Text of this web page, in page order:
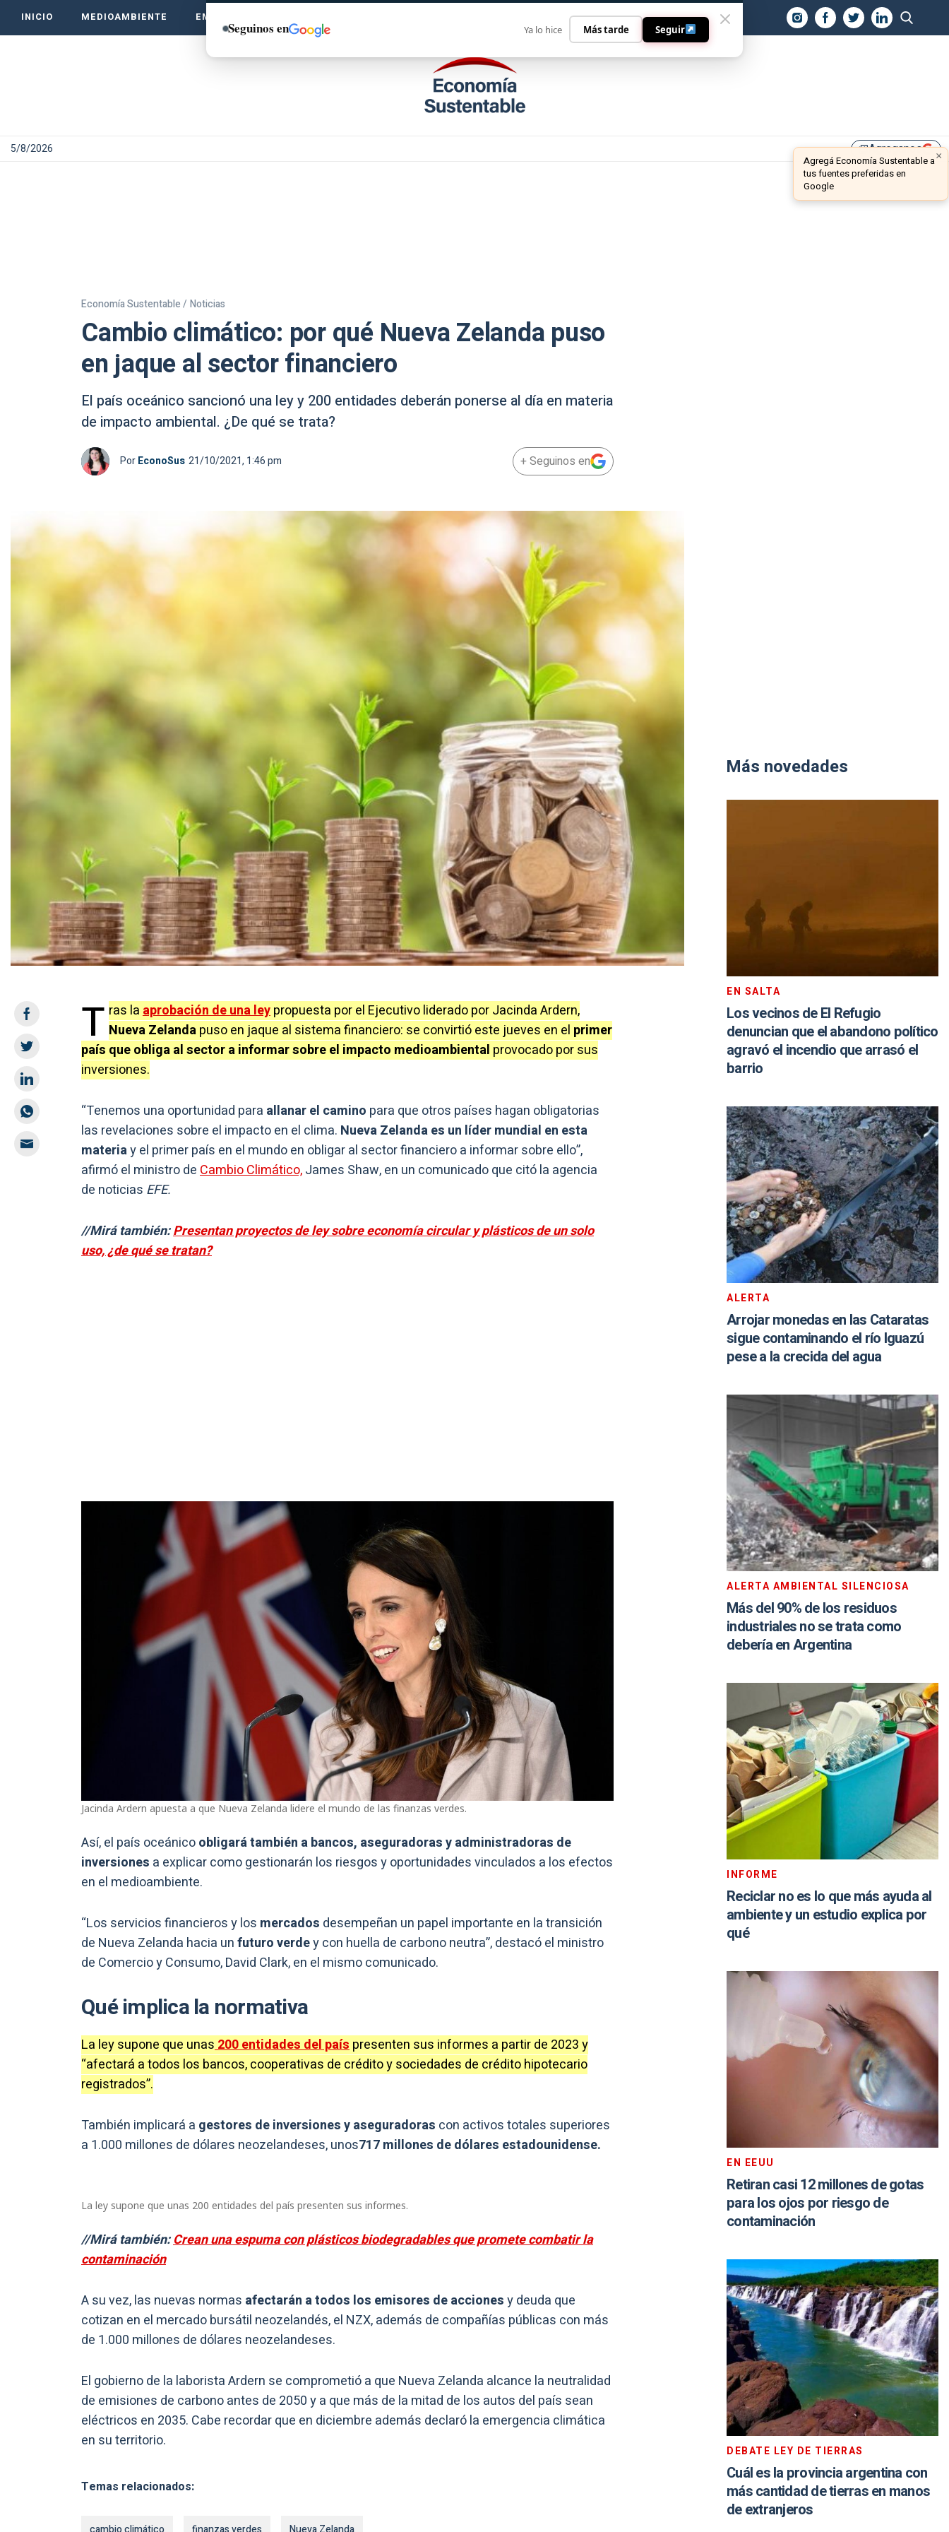
INICIO MEDIOAMBIENTE EMPRENDE VERDE CONTACTO
5/8/2026 library_addAgreganos ×
Agregá Economía Sustentable a
tus fuentes preferidas en
Google
Economía Sustentable / Noticias
Cambio climático: por qué Nueva Zelanda puso
en jaque al sector financiero
El país oceánico sancionó una ley y 200 entidades deberán ponerse al día en materia
de impacto ambiental. ¿De qué se trata?
PorEconoSus 21/10/2021, 1:46 pm + Seguinos en
T ras laaprobación de una leypropuesta por el Ejecutivo liderado por Jacinda Ardern,
Nueva Zelandapuso en jaque al sistema financiero: se convirtió este jueves en el primer
país que obliga al sector a informar sobre el impacto medioambiental provocado por sus
inversiones.
“Tenemos una oportunidad para allanar el camino para que otros países hagan obligatorias
las revelaciones sobre el impacto en el clima. Nueva Zelanda es un líder mundial en esta
materiay el primer país en el mundo en obligar al sector financiero a informar sobre ello”,
afirmó el ministro deCambio Climático,James Shaw, en un comunicado que citó la agencia
de noticias EFE.
//Mirá también:Presentan proyectos de ley sobre economía circular y plásticos de un solo
uso, ¿de qué se tratan?
Jacinda Ardern apuesta a que Nueva Zelanda lidere el mundo de las finanzas verdes.
Así, el país oceánicoobligará también a bancos, aseguradoras y administradoras de
inversiones a explicar como gestionarán los riesgos y oportunidades vinculados a los efectos
en el medioambiente.
“Los servicios financieros y los mercados desempeñan un papel importante en la transición
de Nueva Zelanda hacia unfuturo verdey con huella de carbono neutra”, destacó el ministro
de Comercio y Consumo, David Clark, en el mismo comunicado.
Qué implica la normativa
La ley supone que unas200 entidades del paíspresenten sus informes a partir de 2023 y
“afectará a todos los bancos, cooperativas de crédito y sociedades de crédito hipotecario
registrados”.
También implicará a gestores de inversiones y aseguradoras con activos totales superiores
a 1.000 millones de dólares neozelandeses, unos717 millones de dólares estadounidense.
La ley supone que unas 200 entidades del país presenten sus informes.
//Mirá también:Crean una espuma con plásticos biodegradables que promete combatir la
contaminación
A su vez, las nuevas normas afectarán a todos los emisores de accionesy deuda que
cotizan en el mercado bursátil neozelandés, el NZX, además de compañías públicas con más
de 1.000 millones de dólares neozelandeses.
El gobierno de la laborista Ardern se comprometió a que Nueva Zelanda alcance la neutralidad
de emisiones de carbono antes de 2050 y a que más de la mitad de los autos del país sean
eléctricos en 2035. Cabe recordar que en diciembre además declaró la emergencia climática
en su territorio.
Temas relacionados:
Más novedades
EN SALTA
Los vecinos de El Refugio
denuncian que el abandono político
agravó el incendio que arrasó el
barrio
ALERTA
Arrojar monedas en las Cataratas
sigue contaminando el río Iguazú
pese a la crecida del agua
ALERTA AMBIENTAL SILENCIOSA
Más del 90% de los residuos
industriales no se trata como
debería en Argentina
INFORME
Reciclar no es lo que más ayuda al
ambiente y un estudio explica por
qué
EN EEUU
Retiran casi 12 millones de gotas
para los ojos por riesgo de
contaminación
DEBATE LEY DE TIERRAS
Cuál es la provincia argentina con
más cantidad de tierras en manos
de extranjeros
Seguinos en Ya lo hice Más tarde Seguir